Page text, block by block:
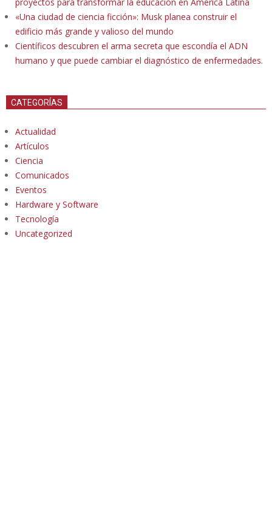
«Una ciudad de ciencia ficción»: Musk planea construir el
edificio más grande y valioso del mundo
Científicos descubren el arma secreta que escondía el ADN
humano y que puede cambiar el diagnóstico de enfermedades.
CATEGORÍAS
Actualidad
Artículos
Ciencia
Comunicados
Eventos
Hardware y Software
Tecnología
Uncategorized